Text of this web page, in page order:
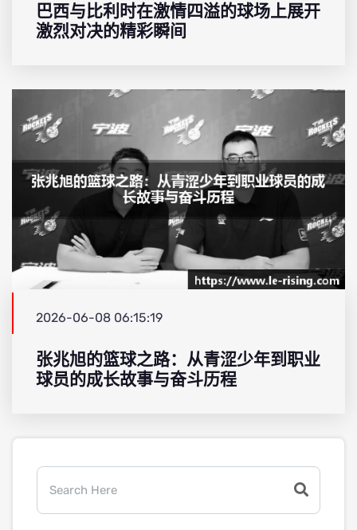
巴西与比利时在激情四溢的球场上展开
激烈对决的精彩瞬间
2026-06-08 06:15:19
张兆旭的篮球之路：从青涩少年到职业
球员的成长故事与奋斗历程